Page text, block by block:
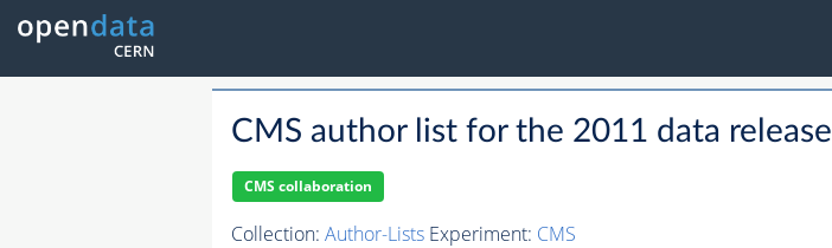
CMS author list for the 2011 data release
CMS collaboration
Collection: Author-Lists Experiment: CMS